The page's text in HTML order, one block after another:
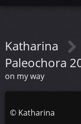
Katharina
Paleochora
on my way
© Katharina